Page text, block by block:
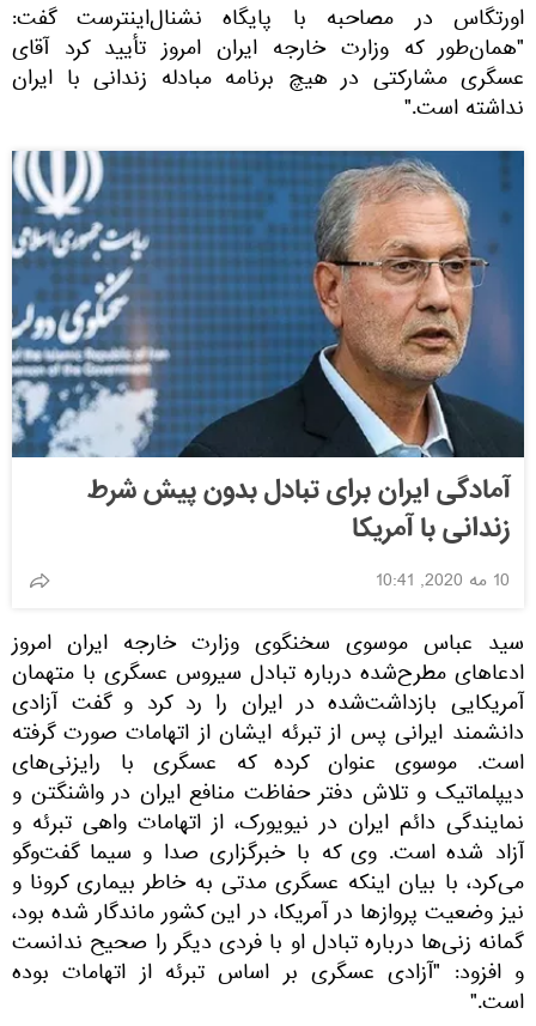
اورتگاس در مصاحبه با پایگاه نشنال‌اینترست گفت:
"همان‌طور که وزارت خارجه ایران امروز تأیید کرد آقای
عسگری مشارکتی در هیچ برنامه مبادله زندانی با ایران
نداشته است."
آمادگی ایران برای تبادل بدون پیش شرط
زندانی با آمریکا
10 مه 2020, 10:41
سید عباس موسوی سخنگوی وزارت خارجه ایران امروز
ادعاهای مطرح‌شده درباره تبادل سیروس عسگری با متهمان
آمریکایی بازداشت‌شده در ایران را رد کرد و گفت آزادی
دانشمند ایرانی پس از تبرئه ایشان از اتهامات صورت گرفته
است. موسوی عنوان کرده که عسگری با رایزنی‌های
دیپلماتیک و تلاش دفتر حفاظت منافع ایران در واشنگتن و
نمایندگی دائم ایران در نیویورک، از اتهامات واهی تبرئه و
آزاد شده است. وی که با خبرگزاری صدا و سیما گفت‌وگو
می‌کرد، با بیان اینکه عسگری مدتی به خاطر بیماری کرونا و
نیز وضعیت پروازها در آمریکا، در این کشور ماندگار شده بود،
گمانه زنی‌ها درباره تبادل او با فردی دیگر را صحیح ندانست
و افزود: "آزادی عسگری بر اساس تبرئه از اتهامات بوده
است."